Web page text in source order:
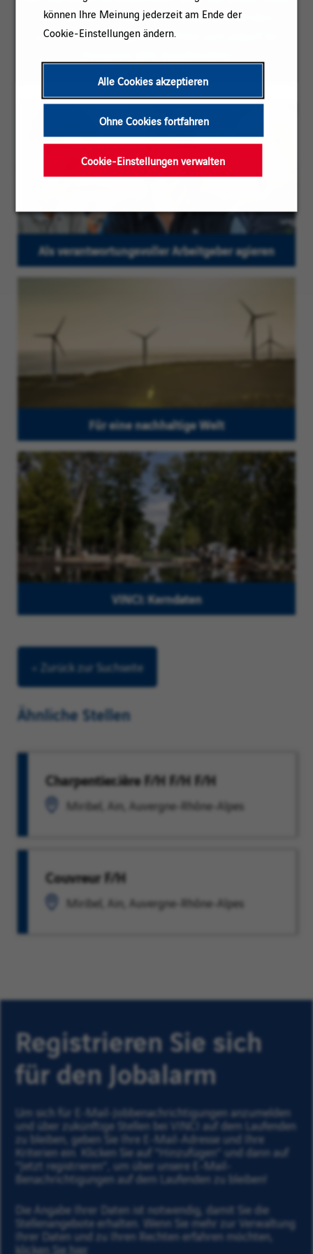
können Ihre Meinung jederzeit am Ende der
Cookie-Einstellungen ändern.
Alle Cookies akzeptieren
Ohne Cookies fortfahren
Cookie-Einstellungen verwalten
die maskuline Pluralform verwendet werden;
unsere Stellenangebote richten sich jedoch an
Als verantwortungsvoller Arbeitgeber agieren
Für eine nachhaltige Welt
VINCI: Kerndaten
< Zurück zur Suchseite
Ähnliche Stellen
Charpentier.ière F/H F/H F/H
Miribel, Ain, Auvergne-Rhône-Alpes
Couvreur F/H
Miribel, Ain, Auvergne-Rhône-Alpes
Registrieren Sie sich
für den Jobalarm
Um sich für E-Mail-Jobbenachrichtigungen anzumelden
und über zukünftige Stellen bei VINCI auf dem Laufenden
zu bleiben, geben Sie Ihre E-Mail-Adresse und Ihre
Kriterien ein. Klicken Sie auf "Hinzufügen” und dann auf
"Jetzt registrieren”, um über unsere E-Mail-
Benachrichtigungen auf dem Laufenden zu bleiben!
Die Angabe Ihrer Daten ist notwendig, damit Sie die
Stellenangebote erhalten. Wenn Sie mehr zur Verwaltung
Ihrer Daten und zu Ihren Rechten erfahren möchten,
klicken Sie hier